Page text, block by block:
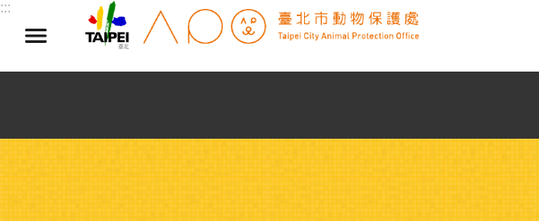
跳到主要內容區塊
:::